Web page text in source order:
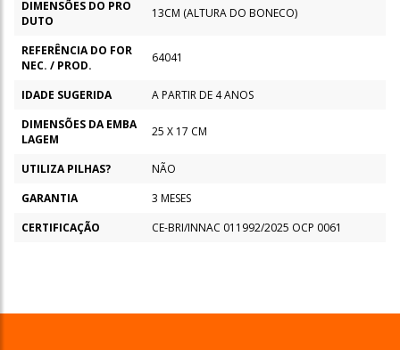
DIMENSÕES DO PRO
DUTO
13CM (ALTURA DO BONECO)
REFERÊNCIA DO FOR
NEC. / PROD.
64041
IDADE SUGERIDA
A PARTIR DE 4 ANOS
DIMENSÕES DA EMBA
LAGEM
25 X 17 CM
UTILIZA PILHAS?
NÃO
GARANTIA
3 MESES
CERTIFICAÇÃO
CE-BRI/INNAC 011992/2025 OCP 0061